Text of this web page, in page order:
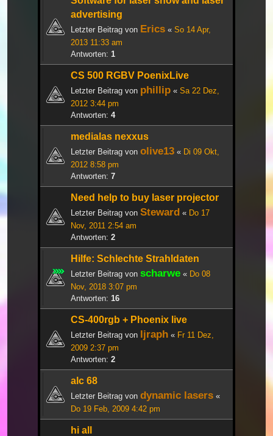
advertising
Letzter Beitrag von Erics « So 14 Apr,
2013 11:33 am
Antworten: 1
CS 500 RGBV PoenixLive
Letzter Beitrag von phillip « Sa 22 Dez,
2012 3:44 pm
Antworten: 4
medialas nexxus
Letzter Beitrag von olive13 « Di 09 Okt,
2012 8:58 pm
Antworten: 7
Need help to buy laser projector
Letzter Beitrag von Steward « Do 17
Nov, 2011 2:54 am
Antworten: 2
Hilfe: Schlechte Strahldaten
Letzter Beitrag von scharwe « Do 08
Nov, 2018 3:07 pm
Antworten: 16
CS-400rgb + Phoenix live
Letzter Beitrag von ljraph « Fr 11 Dez,
2009 2:37 pm
Antworten: 2
alc 68
Letzter Beitrag von dynamic lasers «
Do 19 Feb, 2009 4:42 pm
hi all